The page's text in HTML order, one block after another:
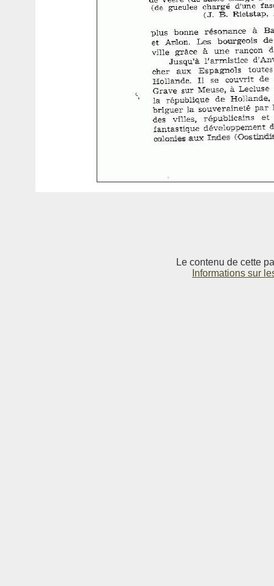
Le contenu de cette
Informations sur